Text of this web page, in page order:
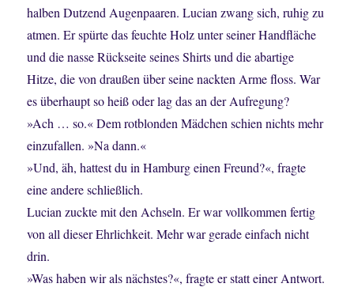
halben Dutzend Augenpaaren. Lucian zwang sich, ruhig zu
atmen. Er spürte das feuchte Holz unter seiner Handfläche
und die nasse Rückseite seines Shirts und die abartige
Hitze, die von draußen über seine nackten Arme floss. War
es überhaupt so heiß oder lag das an der Aufregung?
»Ach … so.« Dem rotblonden Mädchen schien nichts mehr
einzufallen. »Na dann.«
»Und, äh, hattest du in Hamburg einen Freund?«, fragte
eine andere schließlich.
Lucian zuckte mit den Achseln. Er war vollkommen fertig
von all dieser Ehrlichkeit. Mehr war gerade einfach nicht
drin.
»Was haben wir als nächstes?«, fragte er statt einer Antwort.